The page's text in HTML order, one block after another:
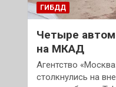
ГИБДД
Четыре
на МКАД
Агентство
столкнулись на